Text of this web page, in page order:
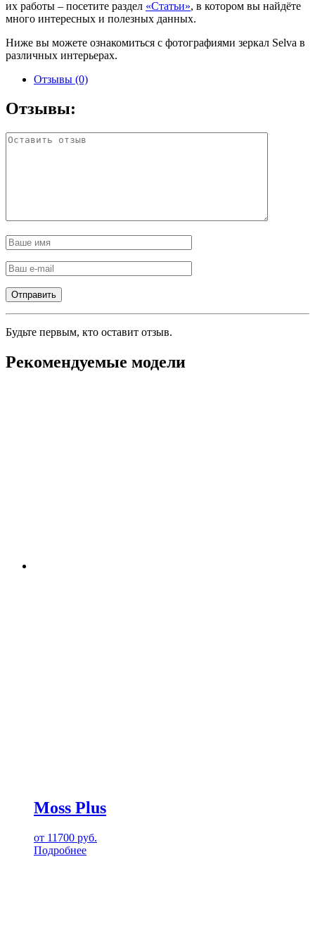
их работы – посетите раздел «Статьи», в котором вы найдёте
много интересных и полезных данных.
Ниже вы можете ознакомиться с фотографиями зеркал Selva в
различных интерьерах.
Отзывы (0)
Отзывы:
Будьте первым, кто оставит отзыв.
Рекомендуемые модели
Moss Plus
от 11700 руб.
Подробнее